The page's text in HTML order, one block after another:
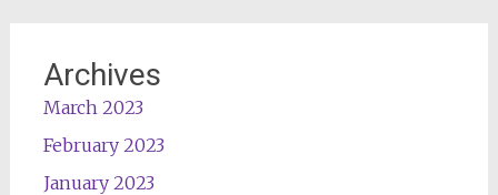
Archives
March 2023
February 2023
January 2023